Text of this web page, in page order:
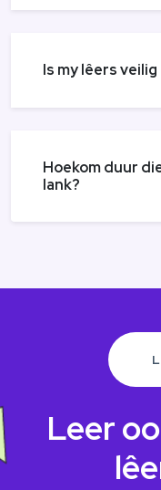
Is my lêers
Hoekom duur
lank?
Leer